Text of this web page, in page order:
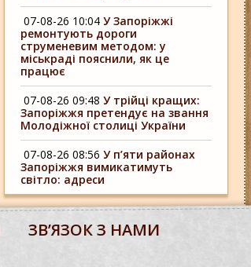
07-08-26 10:04 У Запоріжжі
ремонтують дороги
струменевим методом: у
міськраді пояснили, як це
працює
07-08-26 09:48 У трійці кращих:
Запоріжжя претендує на звання
Молодіжної столиці України
07-08-26 08:56 У п’яти районах
Запоріжжя вимикатимуть
світло: адреси
ЗВʼЯЗОК З НАМИ